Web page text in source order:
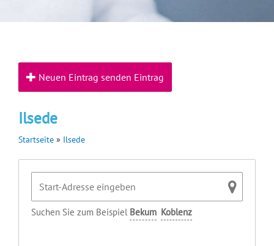
Neuen Eintrag senden Eintrag
Ilsede
Startseite » Ilsede
Suchen Sie zum Beispiel Bekum Koblenz